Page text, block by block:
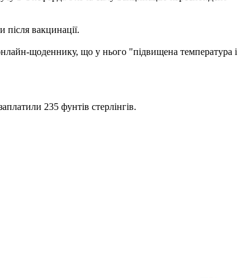
вакцинації.
щоденнику, що у нього "підвищена температура і
235 фунтів стерлінгів.